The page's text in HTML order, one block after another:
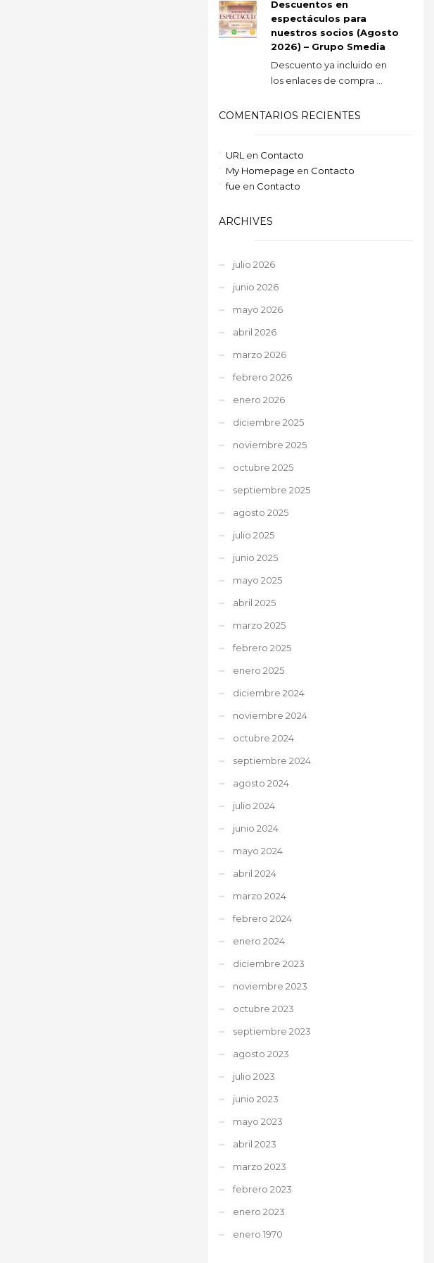
Descuentos en
espectáculos para
nuestros socios (Agosto
2026) – Grupo Smedia
Descuento ya incluido en
los enlaces de compra ...
COMENTARIOS RECIENTES
URL en Contacto
My Homepage en Contacto
fue en Contacto
ARCHIVES
julio 2026
junio 2026
mayo 2026
abril 2026
marzo 2026
febrero 2026
enero 2026
diciembre 2025
noviembre 2025
octubre 2025
septiembre 2025
agosto 2025
julio 2025
junio 2025
mayo 2025
abril 2025
marzo 2025
febrero 2025
enero 2025
diciembre 2024
noviembre 2024
octubre 2024
septiembre 2024
agosto 2024
julio 2024
junio 2024
mayo 2024
abril 2024
marzo 2024
febrero 2024
enero 2024
diciembre 2023
noviembre 2023
octubre 2023
septiembre 2023
agosto 2023
julio 2023
junio 2023
mayo 2023
abril 2023
marzo 2023
febrero 2023
enero 2023
enero 1970